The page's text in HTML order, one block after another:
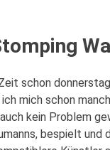
schon
ich mich schon
kein Problem
bespielt